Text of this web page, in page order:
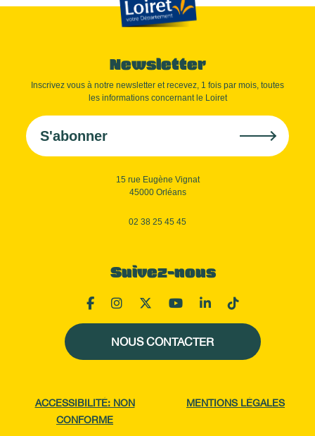
Newsletter
Inscrivez vous à notre newsletter et recevez, 1 fois par mois, toutes
les informations concernant le Loiret
S'abonner
15 rue Eugène Vignat
45000 Orléans
02 38 25 45 45
Suivez-nous
NOUS CONTACTER
ACCESSIBILITÉ: NON
CONFORME
MENTIONS LÉGALES